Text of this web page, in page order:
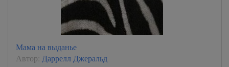
Мама на выданье
Автор: Даррелл Джеральд